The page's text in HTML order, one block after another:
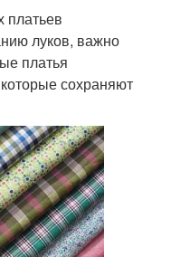
луков, важно
платья
сохраняют